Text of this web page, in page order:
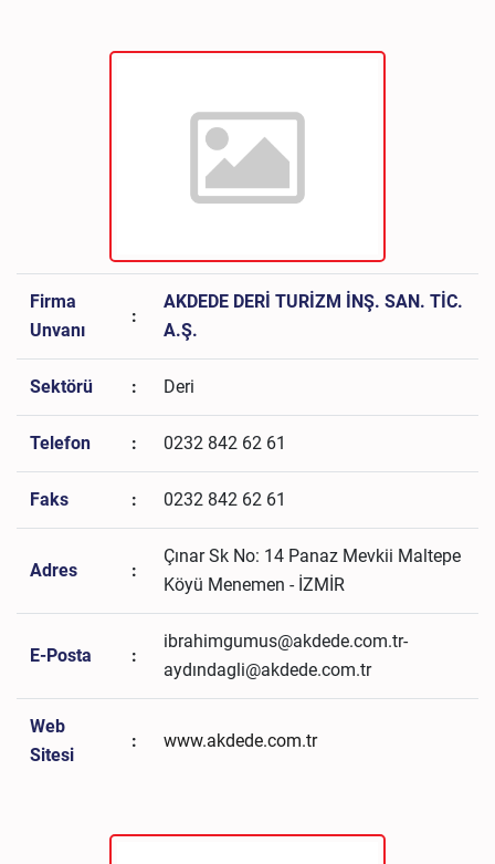
Firma
Unvanı
:
AKDEDE DERİ TURİZM İNŞ. SAN. TİC.
A.Ş.
Sektörü : Deri
Telefon : 0232 842 62 61
Faks : 0232 842 62 61
Adres :
Çınar Sk No: 14 Panaz Mevkii Maltepe
Köyü Menemen - İZMİR
E-Posta :
ibrahimgumus@akdede.com.tr-
aydındagli@akdede.com.tr
Web
Sitesi
: www.akdede.com.tr